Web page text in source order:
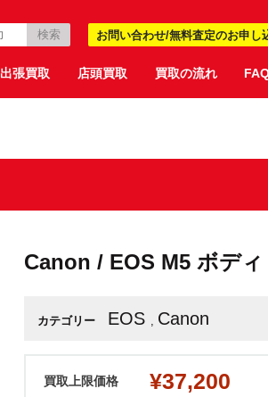
お問い合わせ/無料査定のお申し
出張買取 店頭買取 買取の流れ
Canon / EOS M5 ボディ
カテゴリー EOS , Canon
買取上限価格 ¥37,200